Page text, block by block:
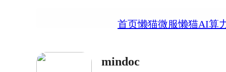
首页懒猫微服懒猫AI算
mindoc